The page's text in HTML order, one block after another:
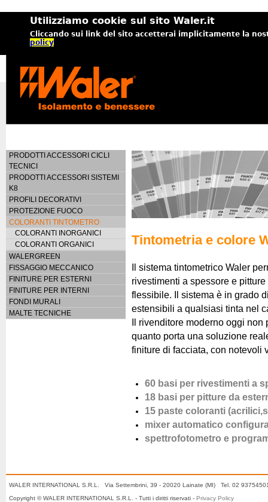
Utilizziamo cookie sul sito Waler.it
Cliccando sui link del sito accetterai implicitamente la
policy
Tintometria e colore
Il sistema tintometrico Waler
rivestimenti a spessore e
flessibile. Il sistema è in grado
estensibili a qualsiasi tinta nel
Il rivenditore moderno oggi non
quanto porta una soluzione
finiture di facciata, con notevoli
60 basi per rivestimenti a
18 basi per pitture da
15 paste coloranti
mixer automatico
spettrofotometro e
PRODOTTI ACCESSORI CICLI
TECNICI
PRODOTTI ACCESSORI SISTEMI
K8
PROFILI DECORATIVI
PROTEZIONE FUOCO
COLORANTI TINTOMETRO
COLORANTI INORGANICI
COLORANTI ORGANICI
WALERGREEN
FISSAGGIO MECCANICO
FINITURE PER ESTERNI
FINITURE PER INTERNI
FONDI MURALI
MALTE TECNICHE
WALER INTERNATIONAL S.R.L. Via Settembrini, 39 - 20020 Lainate (MI) Tel. 02
Copyright © WALER INTERNATIONAL S.R.L. - Tutti i diritti riservati - Privacy Policy